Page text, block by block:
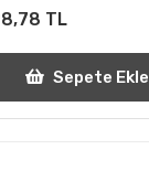
TL
Sepete Ekle